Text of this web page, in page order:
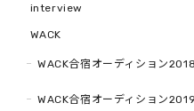
interview
WACK
WACK合宿オーディション2018
WACK合宿オーディション2019